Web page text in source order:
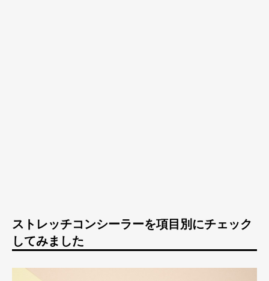
ストレッチコンシーラーを項目別にチェック
してみました